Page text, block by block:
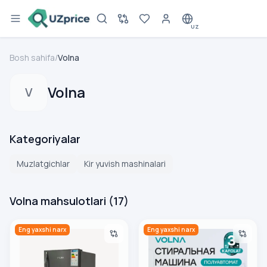
UZ
Bosh sahifa/Volna
V Volna
Kategoriyalar
Muzlatgichlar Kir yuvish mashinalari
Volna mahsulotlari (17)
Muzlatgich Volna KD-230F, kulrang
Eng yaxshi narx Kir yuvish mashinasi Volna
Eng yaxshi narx